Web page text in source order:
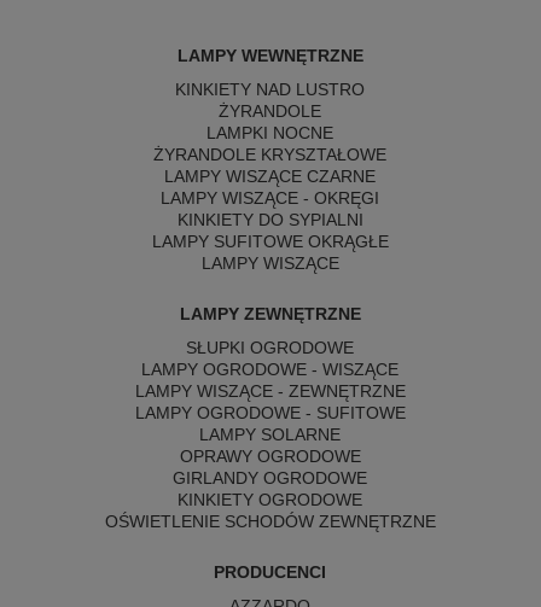
LAMPY WEWNĘTRZNE
KINKIETY NAD LUSTRO
ŻYRANDOLE
LAMPKI NOCNE
ŻYRANDOLE KRYSZTAŁOWE
LAMPY WISZĄCE CZARNE
LAMPY WISZĄCE - OKRĘGI
KINKIETY DO SYPIALNI
LAMPY SUFITOWE OKRĄGŁE
LAMPY WISZĄCE
LAMPY ZEWNĘTRZNE
SŁUPKI OGRODOWE
LAMPY OGRODOWE - WISZĄCE
LAMPY WISZĄCE - ZEWNĘTRZNE
LAMPY OGRODOWE - SUFITOWE
LAMPY SOLARNE
OPRAWY OGRODOWE
GIRLANDY OGRODOWE
KINKIETY OGRODOWE
OŚWIETLENIE SCHODÓW ZEWNĘTRZNE
PRODUCENCI